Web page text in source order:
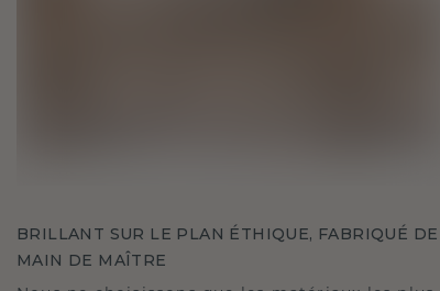
BRILLANT SUR LE PLAN ÉTHIQUE, FABRIQUÉ DE
MAIN DE MAÎTRE